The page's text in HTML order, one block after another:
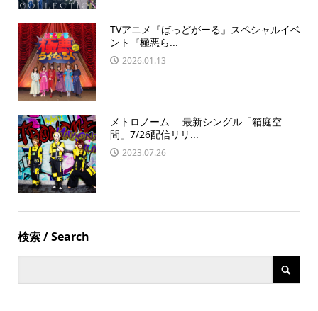
TVアニメ『ばっどがーる』スペシャルイベ
ント『極悪ら...
2026.01.13
メトロノーム 最新シングル「箱庭空
間」7/26配信リリ...
2023.07.26
検索 / Search